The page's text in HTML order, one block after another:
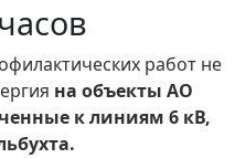
работ не
на объекты АО
к линиям 6 кВ,